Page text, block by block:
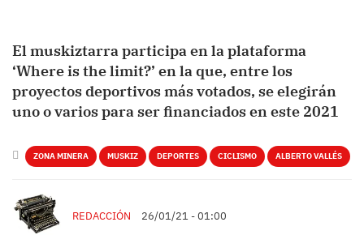
El muskiztarra participa en la plataforma
‘Where is the limit?’ en la que, entre los
proyectos deportivos más votados, se elegirán
uno o varios para ser financiados en este 2021
ZONA MINERA MUSKIZ DEPORTES CICLISMO ALBERTO VALLÉS
REDACCIÓN 26/01/21 - 01:00